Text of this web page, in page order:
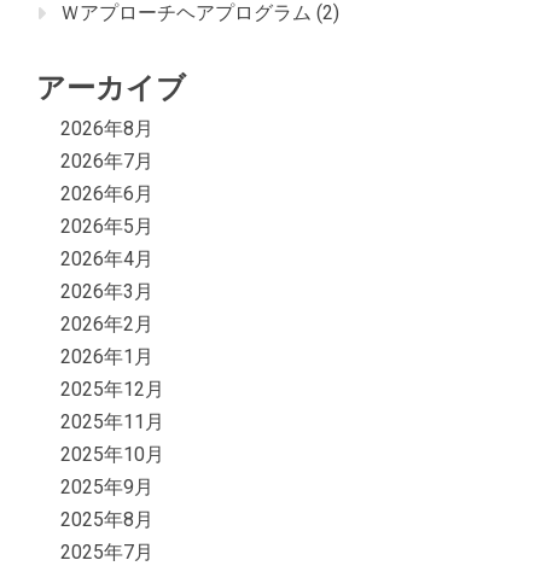
Ｗアプローチヘアプログラム (2)
アーカイブ
2026年8月
2026年7月
2026年6月
2026年5月
2026年4月
2026年3月
2026年2月
2026年1月
2025年12月
2025年11月
2025年10月
2025年9月
2025年8月
2025年7月